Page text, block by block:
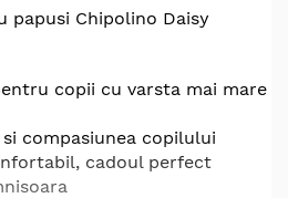
papusi Chipolino Daisy
copii cu varsta mai mare
compasiunea copilului
cadoul perfect